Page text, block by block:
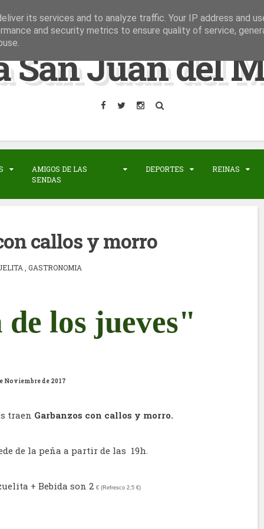
San Juan del
AMIGOS DE LAS
SENDAS
DEPORTES REINAS
callos y morro
GASTRONOMIA
los jueves"
Noviembre de 2017
traen Garbanzos con callos y morro.
de la peña a partir de las 19h.
+ Bebida son 2 € (Refresco 2,5 €)
its services and to analyze traffic. Your IP address and
and security metrics to ensure quality of service,